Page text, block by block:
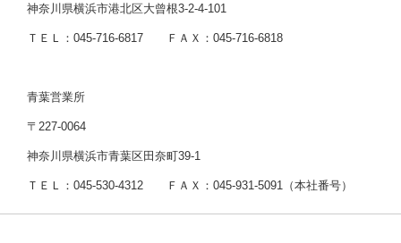
神奈川県横浜市港北区大曾根3-2-4-101
ＴＥＬ：045-716-6817 ＦＡＸ：045-716-6818
青葉営業所
〒227-0064
神奈川県横浜市青葉区田奈町39-1
ＴＥＬ：045-530-4312 ＦＡＸ：045-931-5091（本社番号）